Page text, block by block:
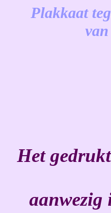
Plakkaat
Het
aanwezig